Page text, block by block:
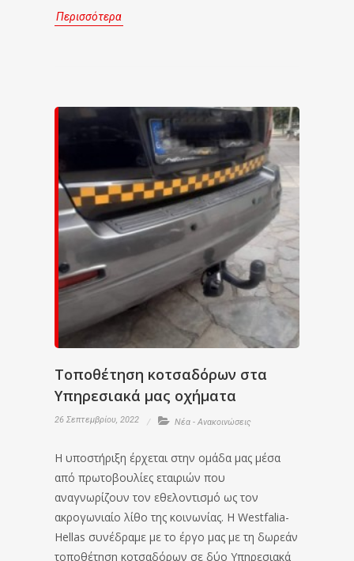
Περισσότερα
Τοποθέτηση κοτσαδόρων στα
Υπηρεσιακά μας οχήματα
26 Σεπτεμβρίου, 2022 Νέα - Ανακοινώσεις
Η υποστήριξη έρχεται στην ομάδα μας μέσα
από πρωτοβουλίες εταιριών που
αναγνωρίζουν τον εθελοντισμό ως τον
ακρογωνιαίο λίθο της κοινωνίας. Η Westfalia-
Hellas συνέδραμε με το έργο μας με τη δωρεάν
τοποθέτηση κοτσαδόρων σε δύο Υπηρεσιακά